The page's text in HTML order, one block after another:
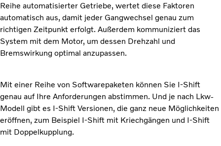
Reihe automatisierter Getriebe, wertet diese Faktoren
automatisch aus, damit jeder Gangwechsel genau zum
richtigen Zeitpunkt erfolgt. Außerdem kommuniziert das
System mit dem Motor, um dessen Drehzahl und
Bremswirkung optimal anzupassen.
Mit einer Reihe von Softwarepaketen können Sie I-Shift
genau auf Ihre Anforderungen abstimmen. Und je nach Lkw-
Modell gibt es I-Shift Versionen, die ganz neue Möglichkeiten
eröffnen, zum Beispiel I-Shift mit Kriechgängen und I-Shift
mit Doppelkupplung.